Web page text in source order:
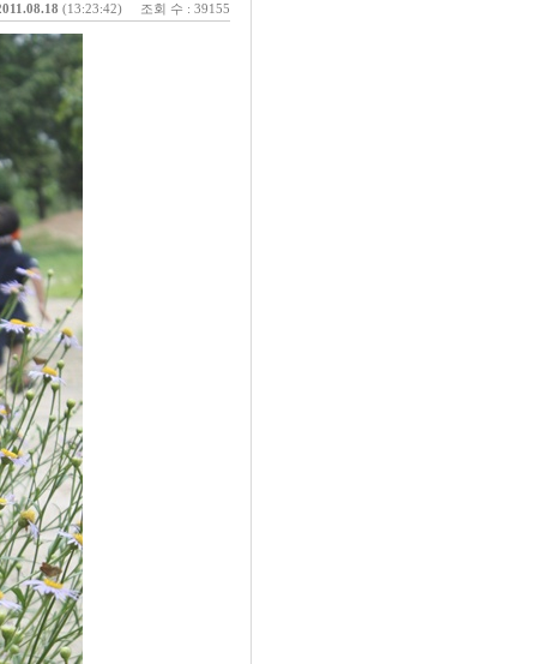
조회 수 : 39155
(13:23:42)